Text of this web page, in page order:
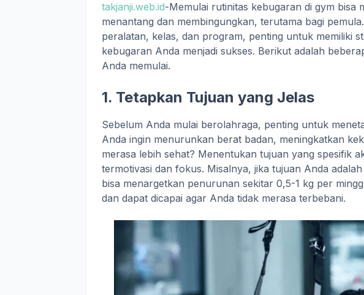
takjanji.web.id-Memulai rutinitas kebugaran di gym bisa
menantang dan membingungkan, terutama bagi
peralatan, kelas, dan program, penting untuk memiliki
kebugaran Anda menjadi sukses. Berikut adalah
Anda memulai.
1. Tetapkan Tujuan yang Jelas
Sebelum Anda mulai berolahraga, penting untuk
Anda ingin menurunkan berat badan, meningkatkan
merasa lebih sehat? Menentukan tujuan yang spesifik
termotivasi dan fokus. Misalnya, jika tujuan Anda
bisa menargetkan penurunan sekitar 0,5-1 kg per
dan dapat dicapai agar Anda tidak merasa terbebani.